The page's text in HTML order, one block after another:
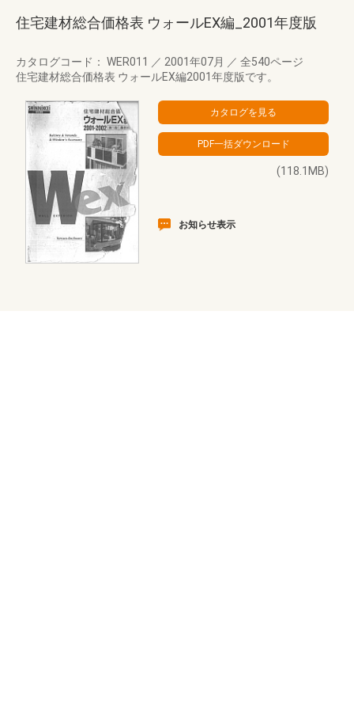
住宅建材総合価格表 ウォールEX編_2001年度版
カタログコード： WER011 ／ 2001年07月 ／ 全540ページ
住宅建材総合価格表 ウォールEX編2001年度版です。
(118.1MB)
お知らせ表示